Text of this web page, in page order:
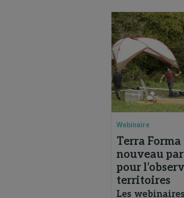
Webinaire
Terra Forma
nouveau
pour
territoires
Les